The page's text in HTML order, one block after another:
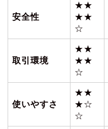
安全性
★★
★★
☆
取引環境
★★
★★
☆
使いやすさ
★★
★☆
☆